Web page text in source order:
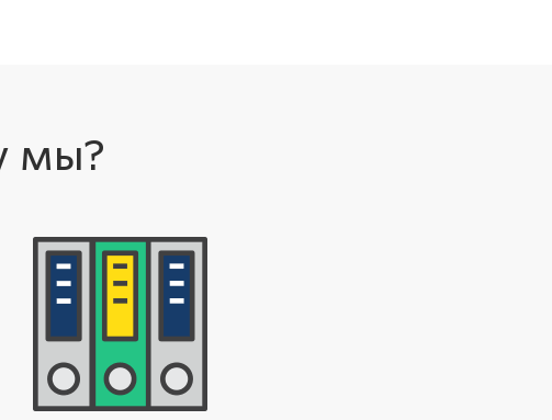
мы?